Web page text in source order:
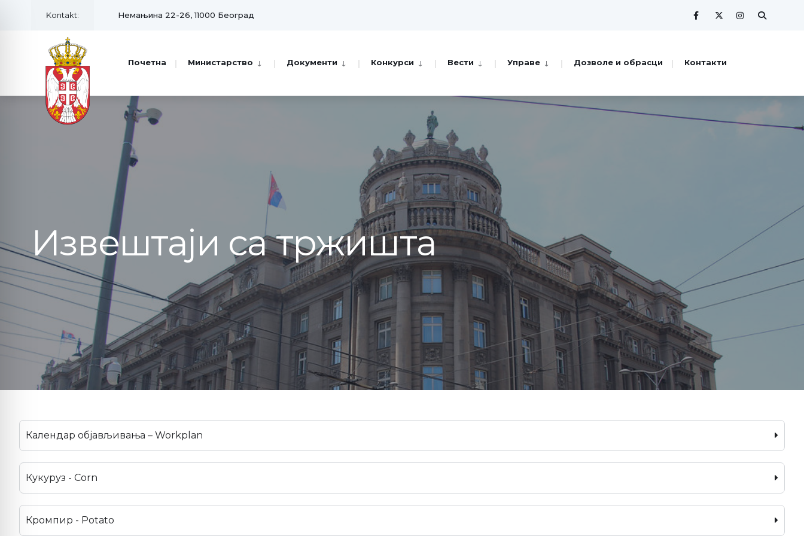
Kontakt: Немањина 22-26, 11000 Београд
Почетна Министарство Документи Конкурси Вести Управе Дозволе и обрасци Контакти
Извештаји са тржишта
Календар објављивања – Workplan
Кукуруз - Corn
Кромпир - Potato